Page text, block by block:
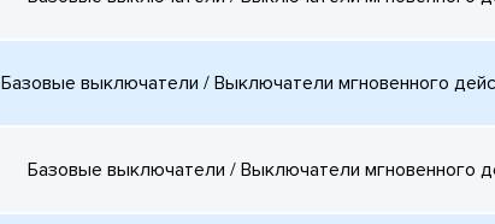
Базовые выключатели / Выключатели мгновенного
Базовые выключатели / Выключатели мгновенного